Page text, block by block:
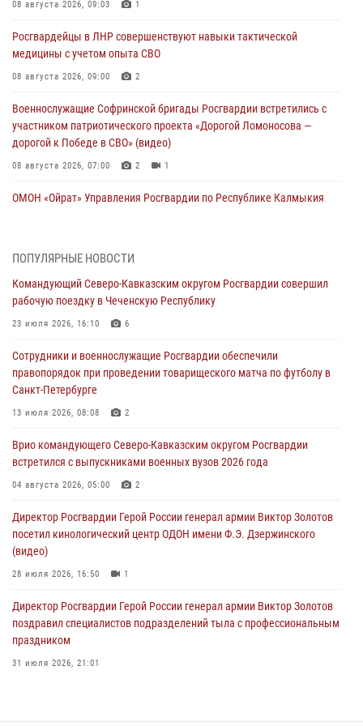
08 августа 2026, 09:03 1
Росгвардейцы в ЛНР совершенствуют навыки тактической
медицины с учетом опыта СВО
08 августа 2026, 09:00 2
Военнослужащие Софринской бригады Росгвардии встретились с
участником патриотического проекта «Дорогой Ломоносова —
дорогой к Победе в СВО» (видео)
08 августа 2026, 07:00 2 1
ОМОН «Ойрат» Управления Росгвардии по Республике Калмыкия
настольному теннису ко Дню физкультурника
08 августа 2026, 07:00
Кузбассе
08 августа 2026, 07:00
В Москве росгвардейцы оказали помощь медикам и девушке с
08 августа 2026, 06:32 1
Спецназ Росгвардии в Марий Эл почтил память товарища на
08 августа 2026, 06:15
ПОПУЛЯРНЫЕ НОВОСТИ
Командующий Северо-Кавказским округом Росгвардии совершил
рабочую поездку в Чеченскую Республику
23 июля 2026, 16:10 6
Сотрудники и военнослужащие Росгвардии обеспечили
правопорядок при проведении товарищеского матча по футболу в
Санкт-Петербурге
13 июля 2026, 08:08 2
Врио командующего Северо-Кавказским округом Росгвардии
встретился с выпускниками военных вузов 2026 года
04 августа 2026, 05:00 2
Директор Росгвардии Герой России генерал армии Виктор Золотов
посетил кинологический центр ОДОН имени Ф.Э. Дзержинского
(видео)
28 июля 2026, 16:50 1
Директор Росгвардии Герой России генерал армии Виктор Золотов
поздравил специалистов подразделений тыла с профессиональным
праздником
31 июля 2026, 21:01